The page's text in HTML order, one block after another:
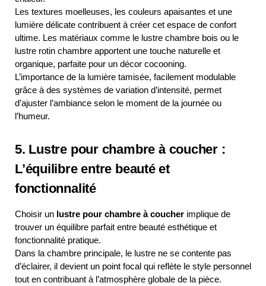
Les textures moelleuses, les couleurs apaisantes et une
lumière délicate contribuent à créer cet espace de confort
ultime. Les matériaux comme le lustre chambre bois ou le
lustre rotin chambre apportent une touche naturelle et
organique, parfaite pour un décor cocooning.
L’importance de la lumière tamisée, facilement modulable
grâce à des systèmes de variation d’intensité, permet
d’ajuster l’ambiance selon le moment de la journée ou
l’humeur.
5. Lustre pour chambre à coucher :
L’équilibre entre beauté et
fonctionnalité
Choisir un lustre pour chambre à coucher implique de
trouver un équilibre parfait entre beauté esthétique et
fonctionnalité pratique.
Dans la chambre principale, le lustre ne se contente pas
d’éclairer, il devient un point focal qui reflète le style personnel
tout en contribuant à l’atmosphère globale de la pièce.